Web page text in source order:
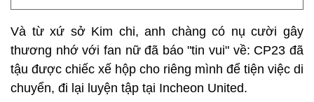
Và từ xứ sở Kim chi, anh chàng có nụ cười gây
thương nhớ với fan nữ đã báo "tin vui" về: CP23 đã
tậu được chiếc xế hộp cho riêng mình để tiện việc di
chuyển, đi lại luyện tập tại Incheon United.